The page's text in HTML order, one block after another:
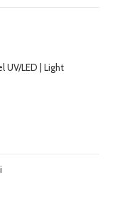
UV/LED | Light